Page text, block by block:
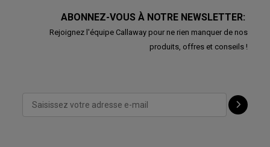
ABONNEZ-VOUS À NOTRE NEWSLETTER:
Rejoignez l'équipe Callaway pour ne rien manquer de nos
produits, offres et conseils !